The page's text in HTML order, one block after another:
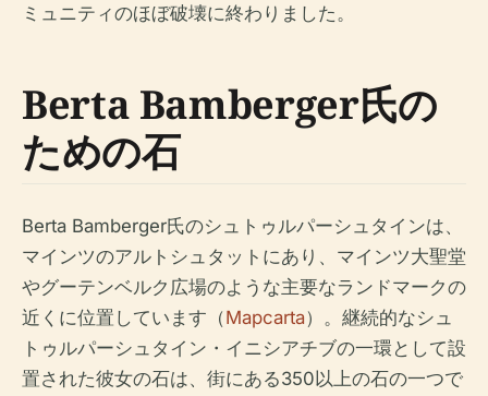
ミュニティのほぼ破壊に終わりました。
Berta Bamberger氏の
ための石
Berta Bamberger氏のシュトゥルパーシュタインは、
マインツのアルトシュタットにあり、マインツ大聖堂
やグーテンベルク広場のような主要なランドマークの
近くに位置しています（Mapcarta）。継続的なシュ
トゥルパーシュタイン・イニシアチブの一環として設
置された彼女の石は、街にある350以上の石の一つで